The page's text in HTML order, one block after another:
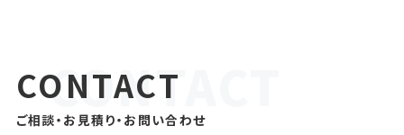
CONTACT
ご相談・お見積り・お問い合わせ